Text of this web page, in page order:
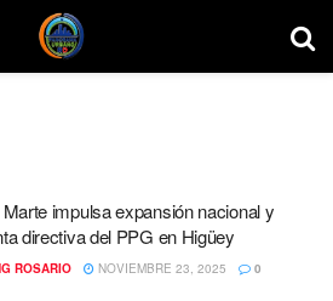
impulsa expansión nacional y
directiva del PPG en Higüey
ROSARIO NOVIEMBRE 23, 2025 0